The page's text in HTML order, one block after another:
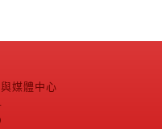
媒體中心